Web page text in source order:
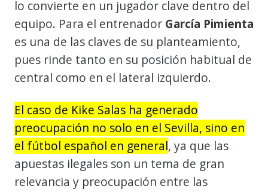
lo convierte en un jugador clave dentro del
equipo. Para el entrenador García Pimienta
es una de las claves de su planteamiento,
pues rinde tanto en su posición habitual de
central como en el lateral izquierdo.
El caso de Kike Salas ha generado
preocupación no solo en el Sevilla, sino en
el fútbol español en general, ya que las
apuestas ilegales son un tema de gran
relevancia y preocupación entre las